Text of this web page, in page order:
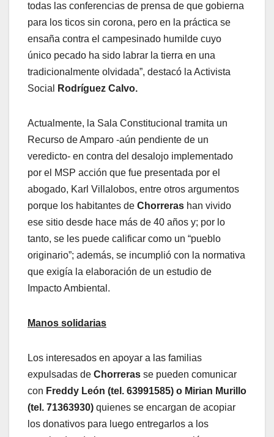
todas las conferencias de prensa de que gobierna
para los ticos sin corona, pero en la práctica se
ensaña contra el campesinado humilde cuyo
único pecado ha sido labrar la tierra en una
tradicionalmente olvidada”, destacó la Activista
Social
Rodríguez Calvo.
Actualmente, la Sala Constitucional tramita un
Recurso de Amparo -aún pendiente de un
veredicto- en contra del desalojo implementado
por el MSP acción que fue presentada por el
abogado, Karl Villalobos, entre otros argumentos
porque los habitantes de Chorreras han vivido
ese sitio desde hace más de 40 años y; por lo
tanto, se les puede calificar como un “pueblo
originario”; además, se incumplió con la normativa
que exigía la elaboración de un estudio de
Impacto Ambiental.
Manos solidarias
Los interesados en apoyar a las familias
expulsadas de Chorreras se pueden comunicar
con Freddy León (tel. 63991585) o Mirian Murillo
(tel. 71363930) quienes se encargan de acopiar
los donativos para luego entregarlos a los